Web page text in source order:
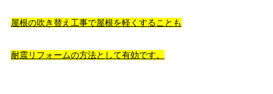
屋根の吹き替え工事で屋根を軽くすることも
耐震リフォームの方法として有効です。